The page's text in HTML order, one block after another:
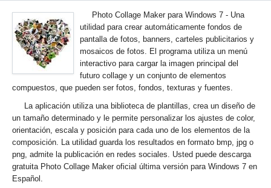
Photo Collage Maker para Windows 7 - Una
utilidad para crear automáticamente fondos de
pantalla de fotos, banners, carteles publicitarios y
mosaicos de fotos. El programa utiliza un menú
interactivo para cargar la imagen principal del
futuro collage y un conjunto de elementos
compuestos, que pueden ser fotos, fondos, texturas y fuentes.
La aplicación utiliza una biblioteca de plantillas, crea un diseño de
un tamaño determinado y le permite personalizar los ajustes de color,
orientación, escala y posición para cada uno de los elementos de la
composición. La utilidad guarda los resultados en formato bmp, jpg o
png, admite la publicación en redes sociales. Usted puede descarga
gratuita Photo Collage Maker oficial última versión para Windows 7 en
Español.